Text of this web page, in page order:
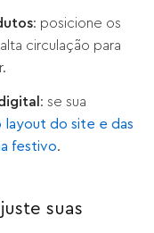
: posicione os
circulação para
: se sua
layout do site e das
festivo.
suas